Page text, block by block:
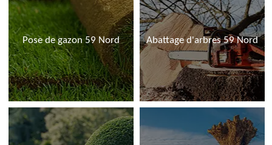
Pose de gazon 59 Nord Abattage d'arbres 59 Nord